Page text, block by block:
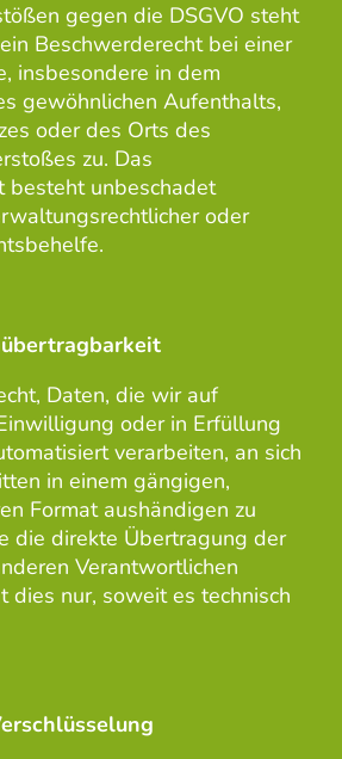
gegen die DSGVO steht
Beschwerderecht bei einer
insbesondere in dem
gewöhnlichen Aufenthalts,
oder des Orts des
zu. Das
besteht unbeschadet
oder
Daten, die wir auf
oder in Erfüllung
verarbeiten, an sich
in einem gängigen,
Format aushändigen zu
die direkte Übertragung der
Verantwortlichen
dies nur, soweit es technisch